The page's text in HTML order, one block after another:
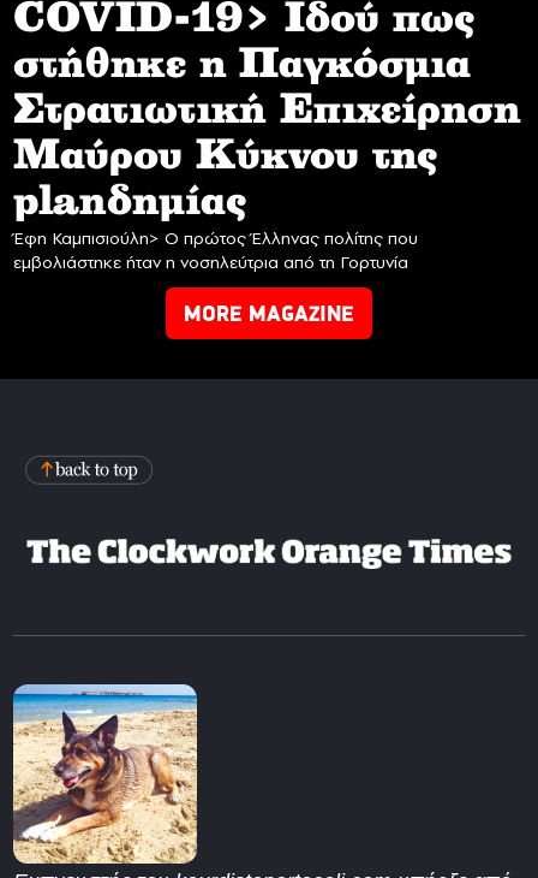
COVID-19> Iδού πως
στήθηκε η Παγκόσμια
Στρατιωτική Επιχείρηση
Mαύρου Κύκνου της
planδημίας
Έφη Καμπισιούλη> Ο πρώτος Έλληνας πολίτης που
εμβολιάστηκε ήταν η νοσηλεύτρια από τη Γορτυνία
MORE MAGAZINE